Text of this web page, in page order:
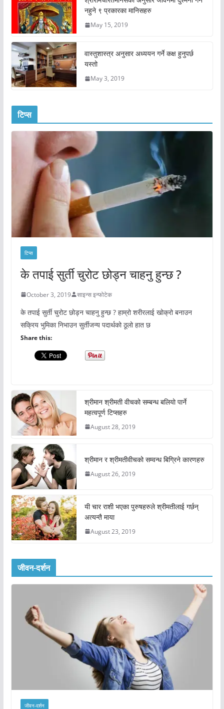
नहुने ९ प्रकारका मानिसहरु
May 15, 2019
वास्तुशास्त्र अनुसार अध्ययन गर्ने कक्ष हुनुपर्छ
यस्तो
May 3, 2019
टिप्स
टिप्स
के तपाई सुर्ती चुरोट छोड्न चाहनु हुन्छ ?
October 3, 2019 साइन्स इन्फोटेक
के तपाई सुर्ती चुरोट छोड्न चाहनु हुन्छ ? हाम्रो शरीरलाई खोक्रो बनाउन
सक्रिय भुमिका निभाउन सुर्तीजन्य पदार्थको ठूलो हात छ
Share this:
श्रीमान श्रीमती वीचको सम्बन्ध बलियो पार्ने
महत्वपूर्ण टिप्सहरु
August 28, 2019
श्रीमान र श्रीमतीवीचको सम्वन्ध बिग्रिने कारणहरु
August 26, 2019
यी चार राशी भएका पुरुषहरुले श्रीमतीलाई गर्छन्
अत्यन्तै माया
August 23, 2019
जीवन-दर्शन
जीवन-दर्शन